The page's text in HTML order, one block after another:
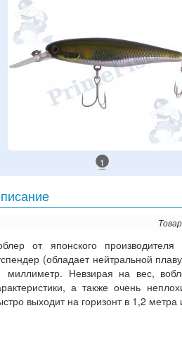
1
от японского
(обладает нейтральной
миллиметр. Невзирая на вес,
а также очень
выходит на горизонт в 1,2